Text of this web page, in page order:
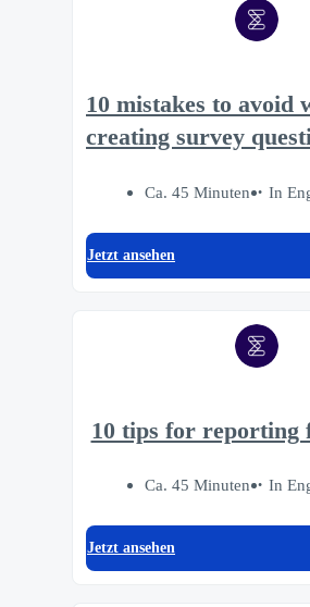
10 mistakes to avoid
creating survey
Ca. 45 Minuten In
Jetzt ansehen
10 tips for reporting
Ca. 45 Minuten In
Jetzt ansehen